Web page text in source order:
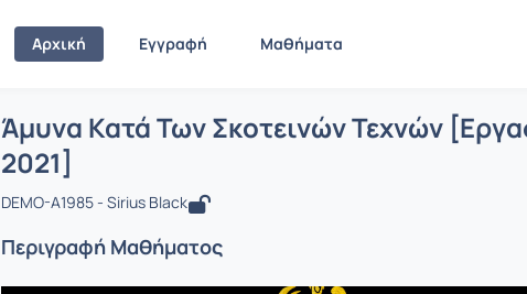
Αρχική Εγγραφή Μαθήματα
Αρχική Σελίδα
Μάθημα : Άμυνα Κατά Των Σκοτεινών
Άμυνα Κατά Των Σκοτεινών Τεχνών
2021]
DEMO-A1985 - Sirius Black
Περιγραφή Μαθήματος